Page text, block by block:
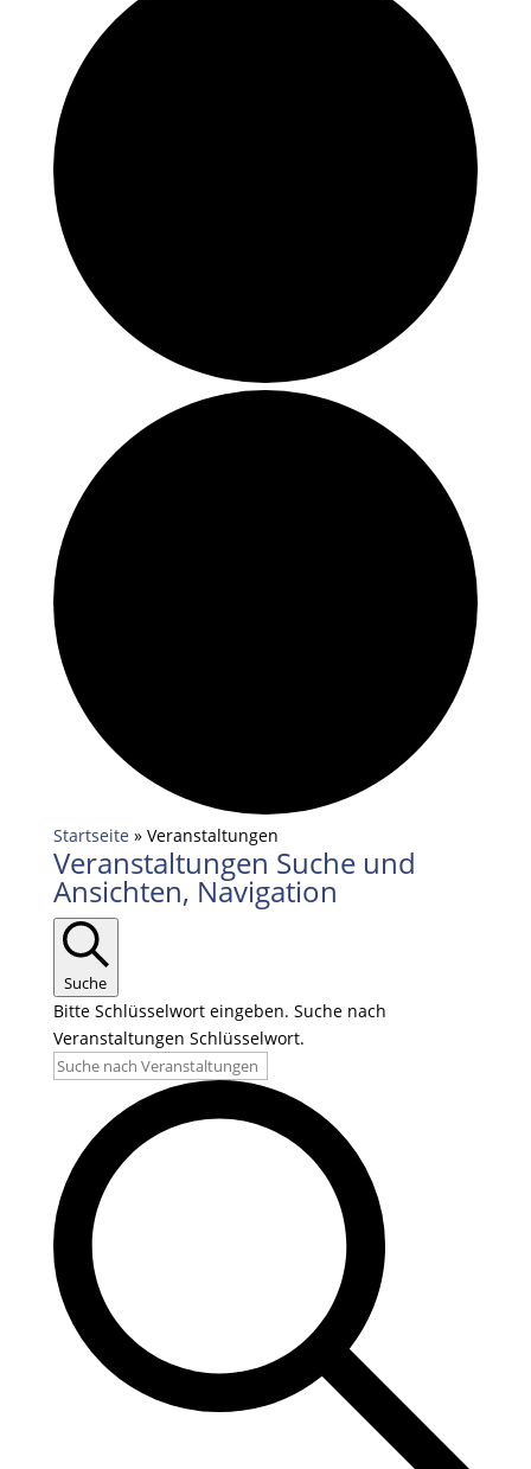
Startseite » Veranstaltungen
Veranstaltungen
Veranstaltungen Suche und
Ansichten, Navigation
Suche
Bitte Schlüsselwort eingeben. Suche nach
Veranstaltungen Schlüsselwort.